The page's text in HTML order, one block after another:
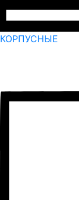
КОРПУСНЫЕ